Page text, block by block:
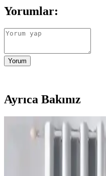
Yorumlar:
Yorum
Ayrıca Bakınız
Yatak Odası Perde
Estetik ve Fonksiyonel
estetiğini ve enerji verimliliğini